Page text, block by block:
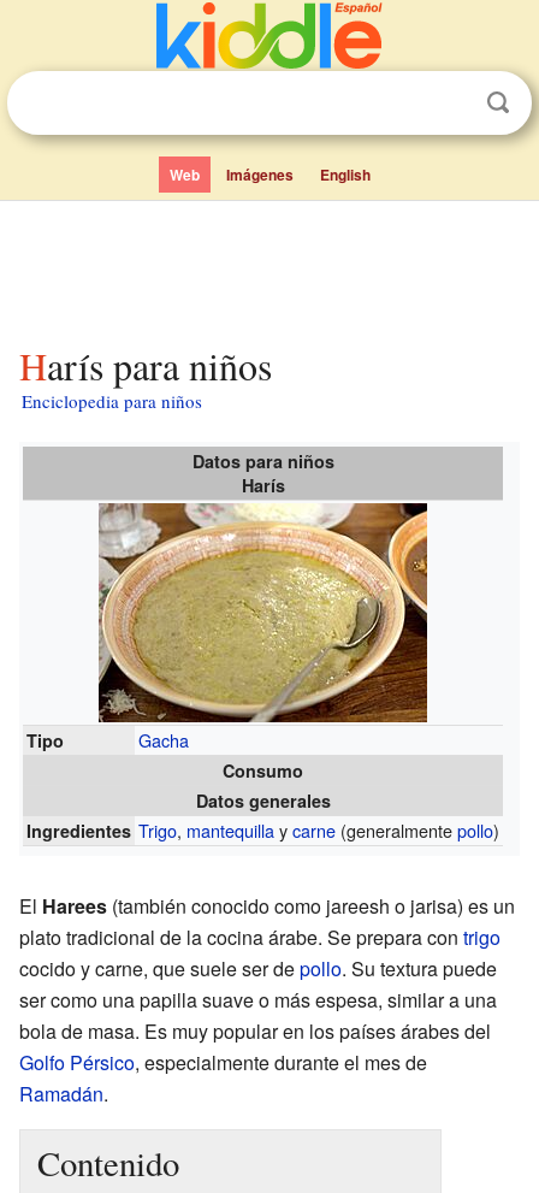
Web Imágenes English
Harís para niños
Enciclopedia para niños
Datos para niños
Harís
Tipo Gacha
Consumo
Datos generales
Ingredientes Trigo, mantequillaycarne (generalmentepollo)
El Harees (también conocido como jareesh o jarisa) es un
plato tradicional de la cocina árabe. Se prepara con trigo
cocido y carne, que suele ser depollo. Su textura puede
ser como una papilla suave o más espesa, similar a una
bola de masa. Es muy popular en los países árabes del
Golfo Pérsico, especialmente durante el mes de
Ramadán.
Contenido